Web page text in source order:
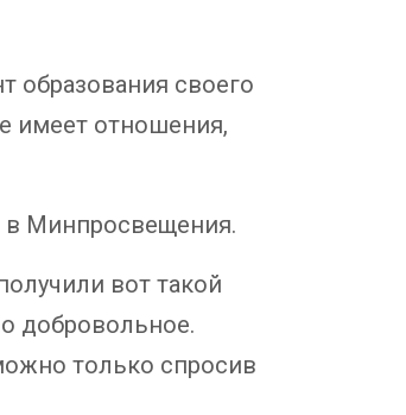
образования своего
имеет отношения,
в Минпросвещения.
вот такой
добровольное.
только спросив